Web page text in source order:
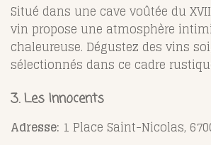
Situé dans une cave voûtée du
vin propose une atmosphère
chaleureuse. Dégustez des vins
sélectionnés dans ce cadre
3. Les Innocents
Adresse: 1 Place Saint-Nicolas,